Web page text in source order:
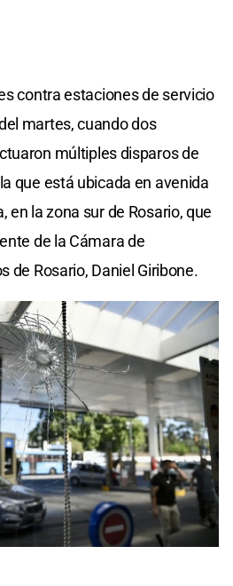
contra estaciones de servicio
martes, cuando dos
múltiples disparos de
que está ubicada en avenida
en la zona sur de Rosario, que
de la Cámara de
de Rosario, Daniel Giribone.